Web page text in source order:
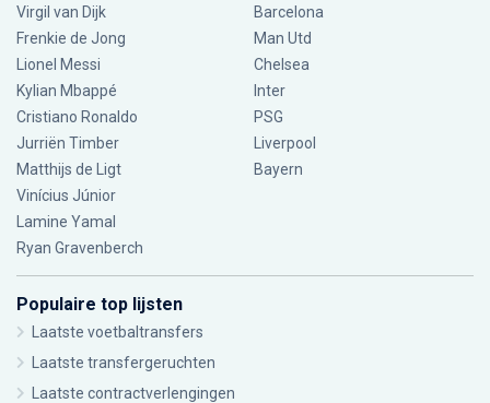
Virgil van Dijk
Frenkie de Jong
Lionel Messi
Kylian Mbappé
Cristiano Ronaldo
Jurriën Timber
Matthijs de Ligt
Vinícius Júnior
Lamine Yamal
Ryan Gravenberch
Barcelona
Man Utd
Chelsea
Inter
PSG
Liverpool
Bayern
Populaire top lijsten
Laatste voetbaltransfers
Laatste transfergeruchten
Laatste contractverlengingen